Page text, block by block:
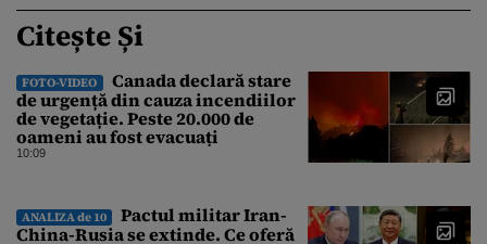
Citește Și
FOTO-VIDEO
Canada declară stare
de urgență din cauza incendiilor
de vegetație. Peste 20.000 de
oameni au fost evacuați
10:09
ANALIZA de 10
Pactul militar Iran-
China-Rusia se extinde. Ce oferă